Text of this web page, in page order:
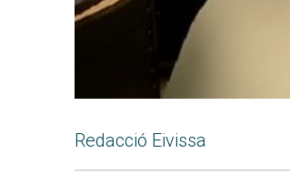
Redacció Eivissa